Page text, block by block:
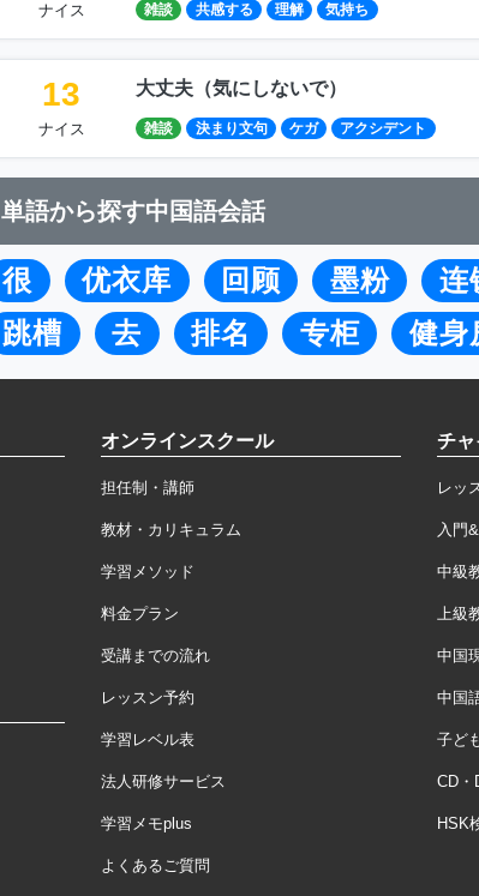
ナイス 雑談 共感する 理解 気持ち
13
ナイス
大丈夫（気にしないで）
雑談 決まり文句 ケガ アクシデント
単語から探す中国語会話
很 优衣库 回顾 墨粉 连
跳槽
去 排名 专柜 健身
オンラインスクール
担任制・講師
教材・カリキュラム
学習メソッド
料金プラン
受講までの流れ
レッスン予約
学習レベル表
法人研修サービス
学習メモplus
よくあるご質問
チ
レッ
入門
中級
上級
中国
中国
子ど
CD・
HSK